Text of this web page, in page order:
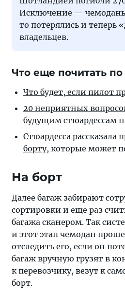
Исключение —
то потерялись и теперь
владельцев.
Что еще почитать по
Что будет, если пилот
20 неприятных
будущим стюардессам
Стюардесса рассказала
борту, которые может
На борт
Далее багаж забирают
сортировки и еще раз
багажа сканером. Так
и этот этап чемодан
отследить его, если он
багаж вручную грузят в
к перевозчику, везут к
борт.